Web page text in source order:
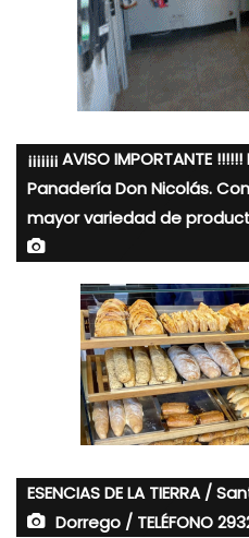
¡¡¡¡¡¡¡ AVISO IMPORTANTE
Panadería Don Nicolás.
mayor variedad de
ESENCIAS DE LA TIERRA /
Dorrego / TELÉFONO